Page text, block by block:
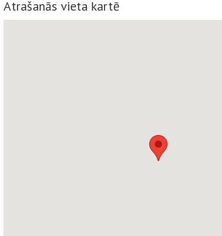
Atrašanās vieta kartē